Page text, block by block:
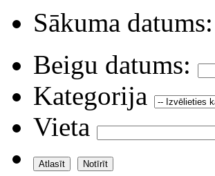
Sākuma datums:
Beigu datums:
Kategorija
Vieta